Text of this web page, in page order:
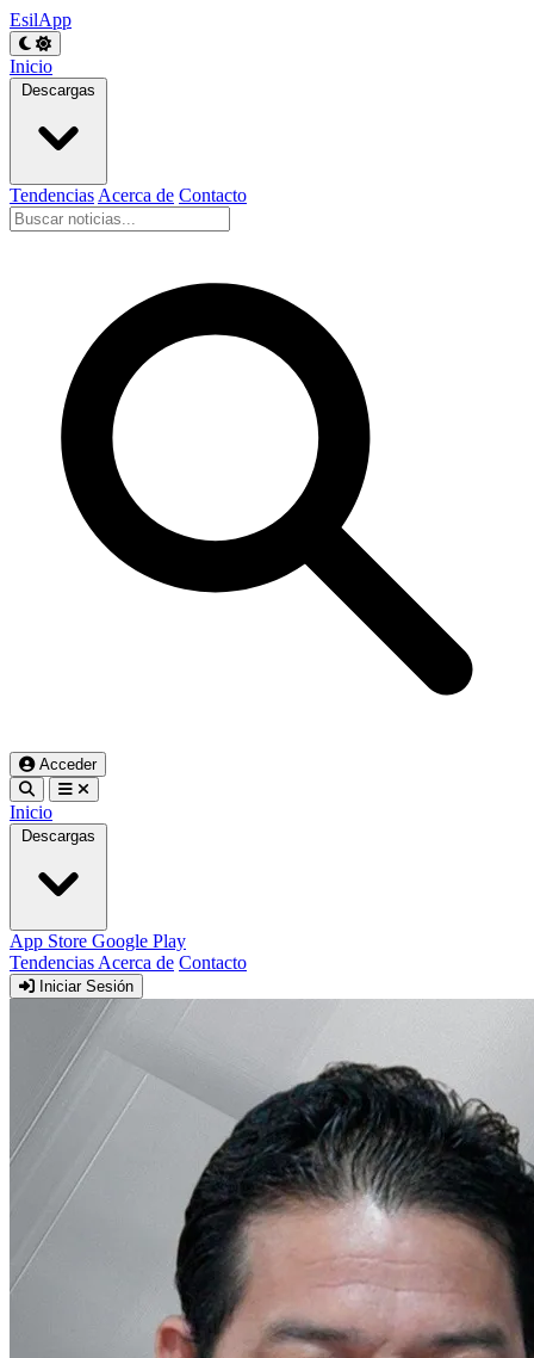
EsilApp
Inicio
Descargas
Tendencias Acerca de Contacto
Acceder
Inicio
Descargas
App Store Google Play
Tendencias Acerca de Contacto
Iniciar Sesión